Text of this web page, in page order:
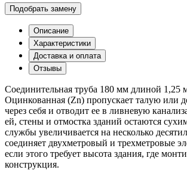
Подобрать замену
Описание
Характеристики
Доставка и оплата
Отзывы
Соединительная труба 180 мм длиной 1,25
Оцинкованная (Zn) пропускает талую или
через себя и отводит ее в ливневую
ей, стены и отмостка зданий остаются
службы увеличивается на несколько
соединяет двухметровый и трехметровые
если этого требует высота здания, где
конструкция.